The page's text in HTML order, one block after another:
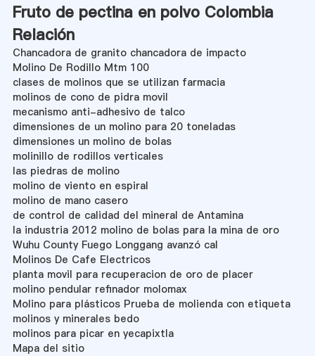
Fruto de pectina en polvo Colombia
Relación
Chancadora de granito chancadora de impacto
Molino De Rodillo Mtm 100
clases de molinos que se utilizan farmacia
molinos de cono de pidra movil
mecanismo anti-adhesivo de talco
dimensiones de un molino para 20 toneladas
dimensiones un molino de bolas
molinillo de rodillos verticales
las piedras de molino
molino de viento en espiral
molino de mano casero
de control de calidad del mineral de Antamina
la industria 2012 molino de bolas para la mina de oro
Wuhu County Fuego Longgang avanzó cal
Molinos De Cafe Electricos
planta movil para recuperacion de oro de placer
molino pendular refinador molomax
Molino para plásticos Prueba de molienda con etiqueta
molinos y minerales bedo
molinos para picar en yecapixtla
Mapa del sitio